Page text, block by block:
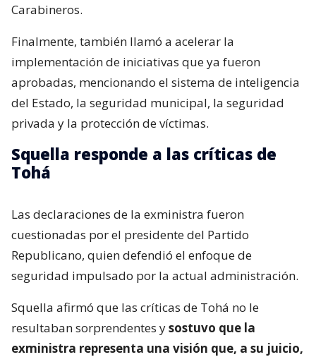
Carabineros.
Finalmente, también llamó a acelerar la
implementación de iniciativas que ya fueron
aprobadas, mencionando el sistema de inteligencia
del Estado, la seguridad municipal, la seguridad
privada y la protección de víctimas.
Squella responde a las críticas de
Tohá
Las declaraciones de la exministra fueron
cuestionadas por el presidente del Partido
Republicano, quien defendió el enfoque de
seguridad impulsado por la actual administración.
Squella afirmó que las críticas de Tohá no le
resultaban sorprendentes ysostuvo que la
exministra representa una visión que, a su juicio,